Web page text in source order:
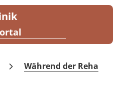
Kues Klinik Moselschleife
Während der Reha